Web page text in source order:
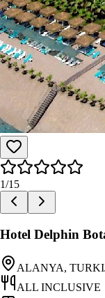
1/15
Hotel Delphin
ALANYA,
ALL INCLUSIVE